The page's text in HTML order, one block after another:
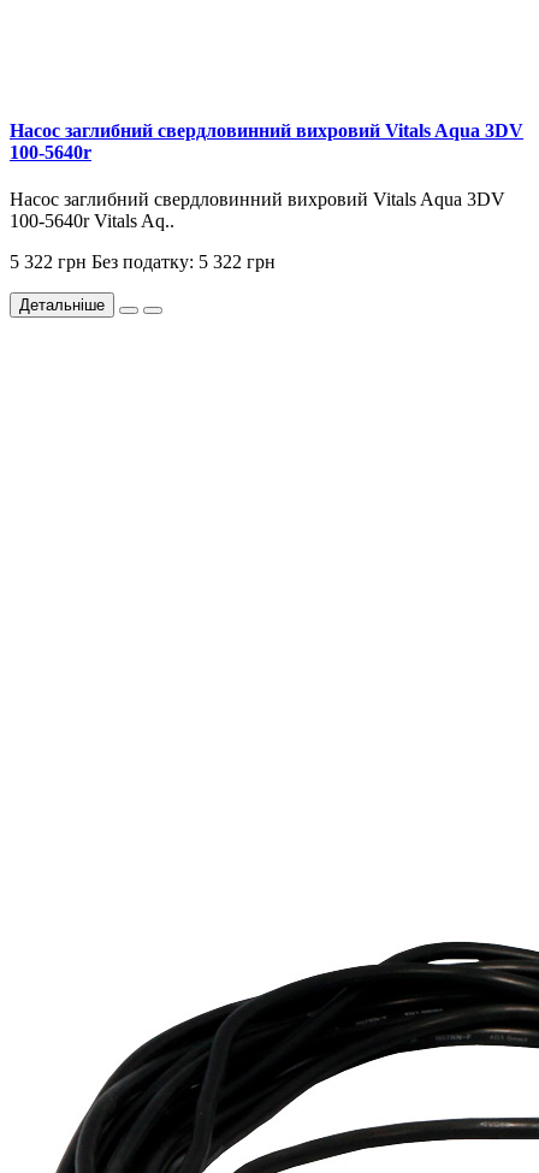
Насос заглибний свердловинний вихровий Vitals Aqua 3DV
100-5640r
Насос заглибний свердловинний вихровий Vitals Aqua 3DV
100-5640r Vitals Aq..
5 322 грн Без податку: 5 322 грн
Детальніше